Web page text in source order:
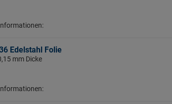
Edelstahl Folie
mm Dicke